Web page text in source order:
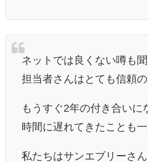
ネットでは良くない噂も
担当者さんはとても信頼の
もうすぐ2年の付き合いに
時間に遅れてきたことも
私たちはサンエブリーさ